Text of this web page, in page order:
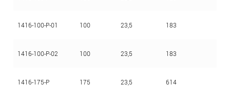
1416-100-Р-01 100 23,5 183
1416-100-Р-02 100 23,5 183
1416-175-Р 175 23,5 614